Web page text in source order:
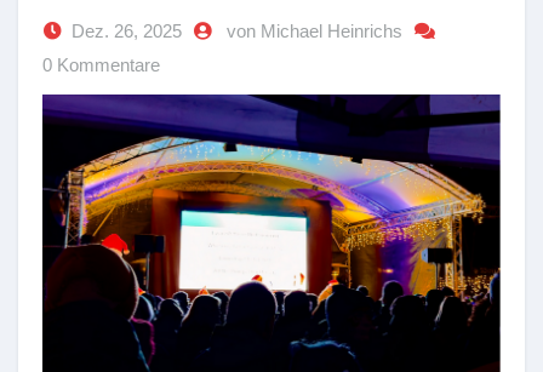
Dez. 26, 2025
von Michael Heinrichs
0 Kommentare